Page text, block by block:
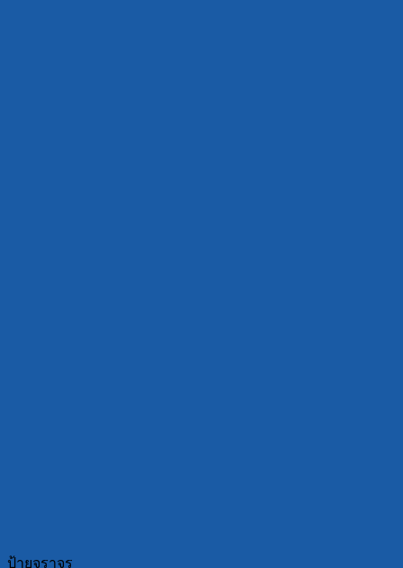
ป้ายจราจร